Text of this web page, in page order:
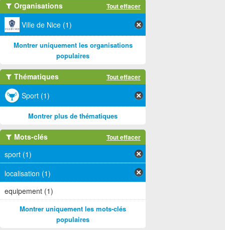
Organisations Tout effacer
Ville de Nice (1)
Montrer uniquement les organisations
populaires
Thématiques Tout effacer
Sport (1)
Montrer plus de thématiques
Mots-clés Tout effacer
sport (1)
localisation (1)
equipement (1)
Montrer uniquement les mots-clés
populaires